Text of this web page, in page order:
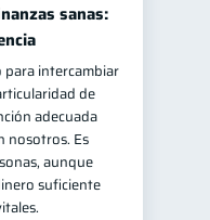
sanas:
para intercambiar
de
adecuada
nosotros. Es
aunque
suficiente